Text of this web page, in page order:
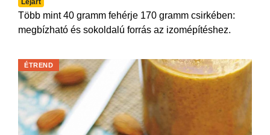
Lejárt
Több mint 40 gramm fehérje 170 gramm csirkében:
megbízható és sokoldalú forrás az izomépítéshez.
ÉTREND